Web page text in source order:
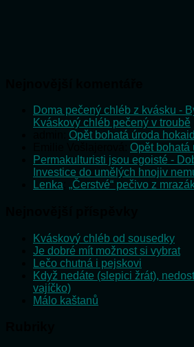
Doma pečený chléb z kvásku -
Kváskový chléb pečený v troubě
Opět bohatá úroda
Opět bohatá
Permakulturisti jsou egoisté -
Investice do umělých hnojiv
Lenka „Čerstvé“ pečivo z
Kváskový chléb od sousedky
Je dobré mít možnost si vybrat
Lečo chutná i pejskovi
Když nedáte (slepici žrát),
vajíčko)
Málo kaštanů